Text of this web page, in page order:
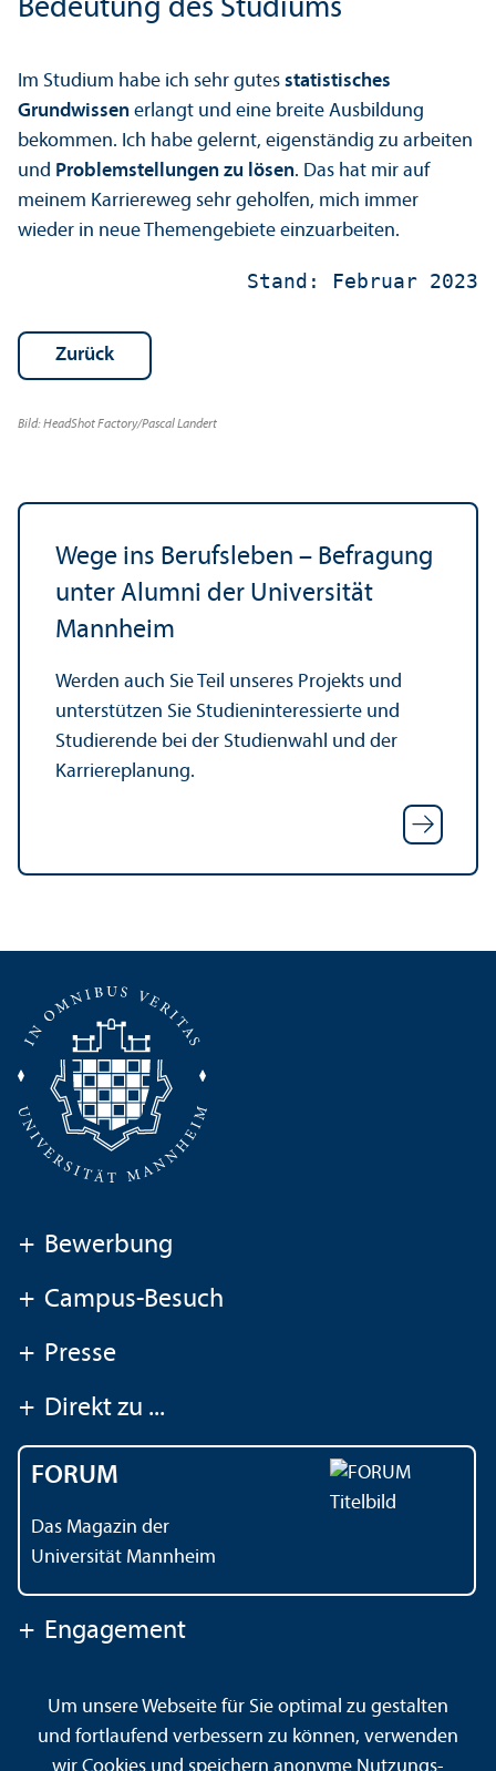
Bedeutung des Studiums
Im Studium habe ich sehr gutes statistisches
Grundwissen erlangt und eine breite Ausbildung
bekommen. Ich habe gelernt, eigenständig zu arbeiten
und Problemstellungen zu lösen. Das hat mir auf
meinem Karriereweg sehr geholfen, mich immer
wieder in neue Themengebiete einzuarbeiten.
Stand: Februar 2023
Zurück
Bild: HeadShot Factory/Pascal Landert
Wege ins Berufsleben – Befragung
unter Alumni der Universität
Mannheim
Werden auch Sie Teil unseres Projekts und
unter­stützen Sie Studien­interessierte und
Studierende bei der Studien­wahl und der
Karriereplanung.
+ Bewerbung
+ Campus-Besuch
+ Presse
+ Direkt zu ...
FORUM
Das Magazin der
Universität Mannheim
+ Engagement
Kontakt Impressum Datenschutz
Barrierefreiheit
Gebärdensprache
Leichte Sprache
Sitemap
Um unsere Webseite für Sie optimal zu gestalten
und fortlaufend verbessern zu können, verwenden